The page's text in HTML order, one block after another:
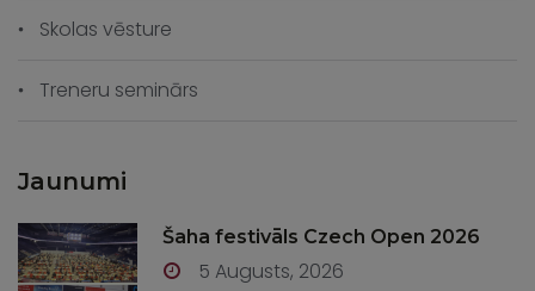
Skolas vēsture
Treneru seminārs
Jaunumi
Šaha festivāls Czech Open 2026
5 Augusts, 2026